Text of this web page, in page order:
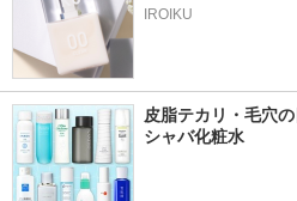
IROIKU
皮脂テカリ・毛穴
シャバ化粧水